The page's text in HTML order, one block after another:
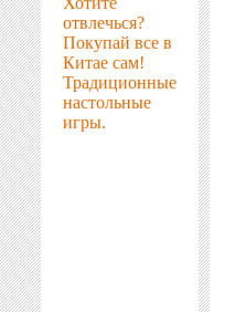
отвлечься?
Покупай все в
Китае сам!
Традиционные
настольные
игры.